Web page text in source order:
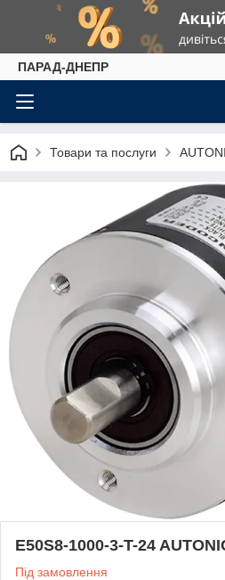
ПАРАД-ДНЕПР
Товари та послуги
E50S8-1000-3-T-24
Під замовлення